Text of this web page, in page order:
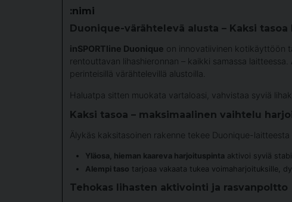
:nimi
Duonique-värähtelevä alusta – Kaksi
inSPORTline Duonique on innovatiivinen kotikäyttöön
rentouttavan lihashieronnan – kaikki samassa laitteessa.
perinteisillä värähtelevillä alustoilla.
Haluatpa sitten muokata vartaloasi, vahvistaa syviä
Kaksi tasoa – maksimaalinen vaihtelu
Älykäs kaksitasoinen rakenne tekee Duonique-
Yläosa, hieman kaareva harjoituspinta aktivoi syviä
Alempi taso tarjoaa vakaata tukea voimaharjoituksille,
Tehokas lihasten aktivointi ja rasvanpoltto